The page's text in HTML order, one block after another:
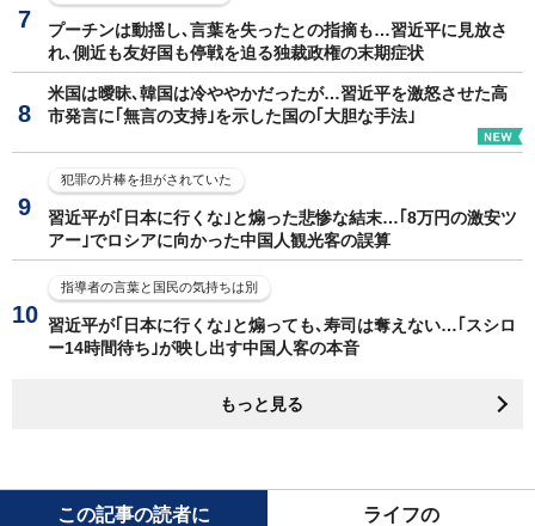
プーチンは動揺し､言葉を失ったとの指摘も…習近平に見放さ
れ､側近も友好国も停戦を迫る独裁政権の末期症状
米国は曖昧､韓国は冷ややかだったが…習近平を激怒させた高
市発言に｢無言の支持｣を示した国の｢大胆な手法｣
犯罪の片棒を担がされていた
習近平が｢日本に行くな｣と煽った悲惨な結末…｢8万円の激安ツ
アー｣でロシアに向かった中国人観光客の誤算
指導者の言葉と国民の気持ちは別
習近平が｢日本に行くな｣と煽っても､寿司は奪えない…｢スシロ
ー14時間待ち｣が映し出す中国人客の本音
もっと見る
この記事の読者に ライフの